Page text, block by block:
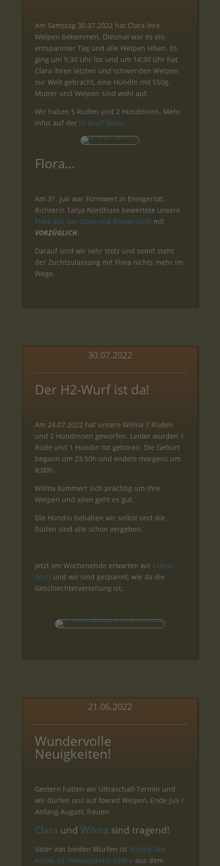
Am Samstag 30.07.2022 hat Clara ihre
Welpen bekommen. Diesmal war es ein
entspannter Tag und alle Welpen leben. Es
ging um 9:30 Uhr los und um 14:30 Uhr hat
Clara ihren letzten und schwersten Welpen
zur Welt gebracht, eine Hündin mit 550g.
Mutter und Welpen sind wohl auf.
Wir haben 5 Rüden und 2 Hündinnen. Mehr
Infos auf der i2-Wurf-Seite.
Flora…
Am 31. Juli war Formwert in Ennigerloh.
Richterin Tanja Nordhues bewertete unsere
Flora aus der Dom-und Römerstadtmit
VORZÜGLICH.
Darauf sind wir sehr stolz und somit steht
der Zuchtzulassung mit Flora nichts mehr im
Wege.
30.07.2022
Der H2-Wurf ist da!
Am 24.07.2022 hat unsere Wilma 7 Rüden
und 2 Hündinnen geworfen. Leider wurden 1
Rüde und 1 Hündin tot geboren. Die Geburt
begann um 23:50h und endete morgens um
8:00h.
Wilma kümmert sich prächtig um ihre
Welpen und allen geht es gut.
Die Hündin behalten wir selbst und die
Rüden sind alle schon vergeben.
Jetzt am Wochenende erwarten wir Claras
Wurfund wir sind gespannt, wie da die
Geschlechterverteilung ist.
21.06.2022
Wundervolle
Neuigkeiten!
Gestern hatten wir Ultraschall-Termin und
wir dürfen uns auf foxred Welpen, Ende Juli /
Anfang August, freuen.
Clara und Wilma sind tragend!
Vater von beiden Würfen ist Viktory Red
Arrow od Himalajskeho Cedru aus dem